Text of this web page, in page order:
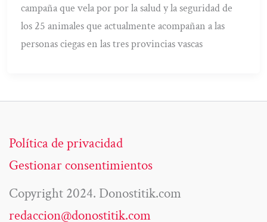
campaña que vela por por la salud y la seguridad de
los 25 animales que actualmente acompañan a las
personas ciegas en las tres provincias vascas
Política de privacidad
Gestionar consentimientos
Copyright 2024. Donostitik.com
redaccion@donostitik.com